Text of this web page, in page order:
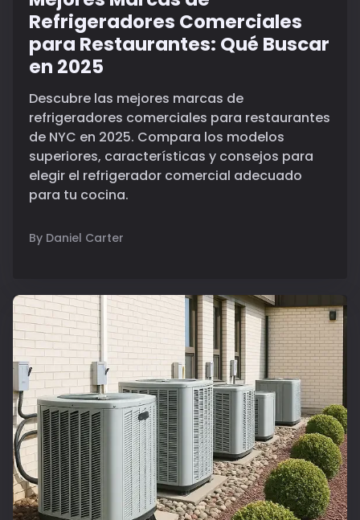
Refrigeradores Comerciales
para Restaurantes: Qué Buscar
en 2025
Descubre las mejores marcas de
refrigeradores comerciales para restaurantes
de NYC en 2025. Compara los modelos
superiores, características y consejos para
elegir el refrigerador comercial adecuado
para tu cocina.
By Daniel Carter